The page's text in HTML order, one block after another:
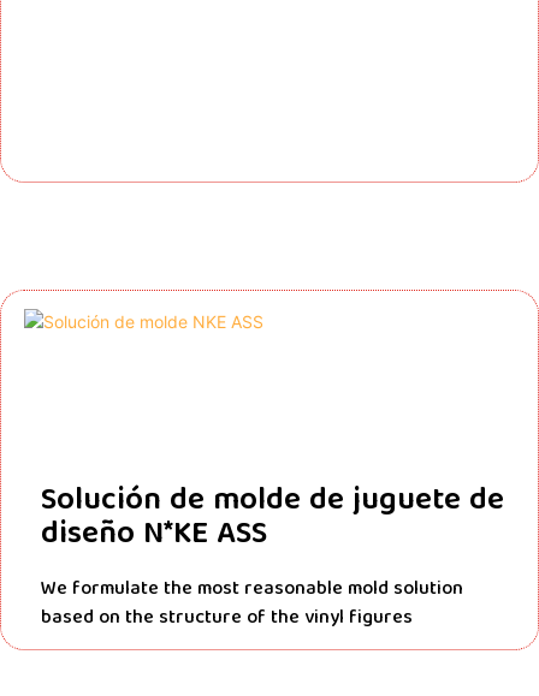
Solución de molde de juguete de
diseño N*KE ASS
We formulate the most reasonable mold solution
based on the structure of the vinyl figures